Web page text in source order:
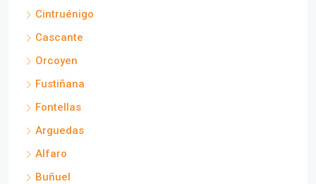
Cintruénigo
Cascante
Orcoyen
Fustiñana
Fontellas
Arguedas
Alfaro
Buñuel